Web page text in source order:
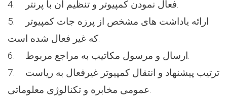
5. ارائه یاداشت های مشخص از پرزه جات کمپیوتر
7. ترتیب پیشنهاد و انتقال کمپیوتر غیرفعال به ریاست